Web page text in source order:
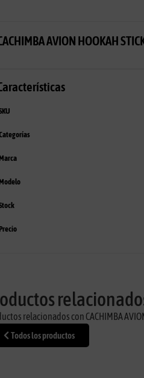
AVION HOOKAH
relacionados con CACHIMBA
Todos los productos